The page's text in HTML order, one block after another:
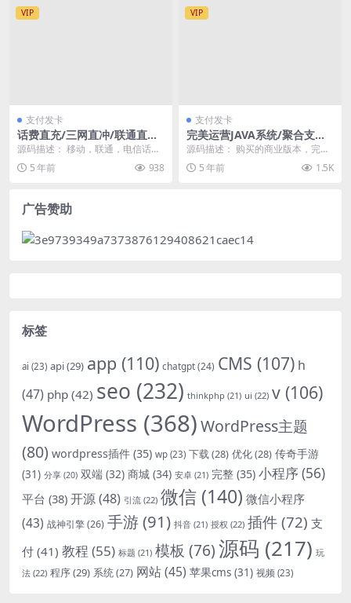
VIP
支付发卡
话费直充/三网直冲/联通直充/
电信直充/移动直充/系统源码
源码描述： 移动，联通，电信话费
使用wxH5/支付宝H5（可根据客户
定制） 移动...
5 年前 938
VIP
支付发卡
完美运营JAVA系统/聚合支付/
支付系统/三方四方支付系统源
码
源码描述： 购买的商业版本，完美
没问题，带详细部署文档说明。 本
系统是使用Jav...
5 年前 1.5K
广告赞助
标签
ai (23) api(29) app (110) chatgpt(24) CMS (107) h
(47) php (42) seo (232) thinkphp (21) ui (22) v (106)
WordPress (368)WordPress主题
(80) wordpress插件 (35) wp (23) 下载(28) 优化(28) 传奇手游
(31) 分享 (20) 双端 (32) 商城 (34) 安卓 (21) 完整 (35) 小程序(56)
平台 (38) 开源(48) 引流 (22) 微信 (140) 微信小程序
(43) 战神引擎(26) 手游(91) 抖音 (21) 授权 (22) 插件 (72) 支
付 (41) 教程 (55) 标题 (21) 模板 (76)源码 (217) 玩
法 (22) 程序(29) 系统(27) 网站(45) 苹果cms (31) 视频 (23)